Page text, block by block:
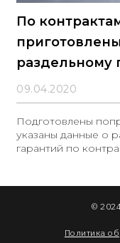
По
раздельному
гарантий
09.04.2020
Подготовлены
указаны данные о
гарантий по
©
Политика